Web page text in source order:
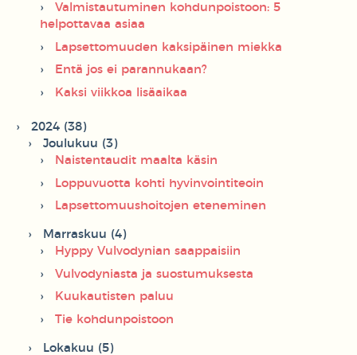
Valmistautuminen kohdunpoistoon: 5
helpottavaa asiaa
Lapsettomuuden kaksipäinen miekka
Entä jos ei parannukaan?
Kaksi viikkoa lisäaikaa
2024 (38)
Joulukuu (3)
Naistentaudit maalta käsin
Loppuvuotta kohti hyvinvointiteoin
Lapsettomuushoitojen eteneminen
Marraskuu (4)
Hyppy Vulvodynian saappaisiin
Vulvodyniasta ja suostumuksesta
Kuukautisten paluu
Tie kohdunpoistoon
Lokakuu (5)